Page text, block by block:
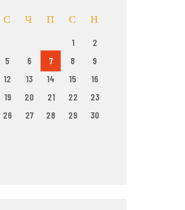
С Ч П С Н
1
2
5 6 7 8
9
12 13 14 15
16
19 20 21 22
23
26 27 28 29
30